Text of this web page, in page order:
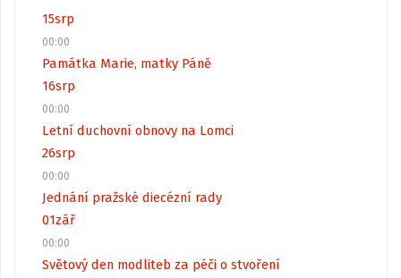
15srp
00:00
Památka Marie, matky Páně
16srp
00:00
Letní duchovní obnovy na Lomci
26srp
00:00
Jednání pražské diecézní rady
01zář
00:00
Světový den modliteb za péči o stvoření